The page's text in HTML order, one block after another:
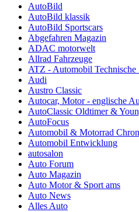
AutoBild
AutoBild klassik
AutoBild Sportscars
Abgefahren Magazin
ADAC motorwelt
Allrad Fahrzeuge
ATZ - Automobil Technische
Audi
Austro Classic
Autocar, Motor - englische
AutoClassic Oldtimer &
AutoFocus
Automobil & Motorrad
Automobil Entwicklung
autosalon
Auto Forum
Auto Magazin
Auto Motor & Sport ams
Auto News
Alles Auto